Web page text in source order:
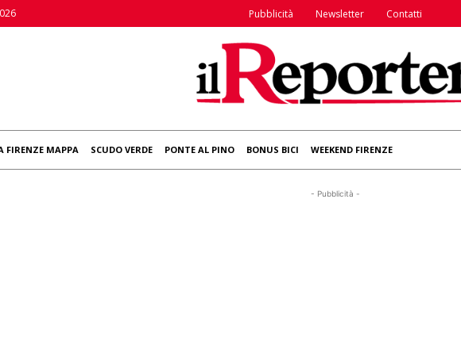
Pubblicità Newsletter Contatti
FIRENZE MAPPA SCUDO VERDE PONTE AL PINO BONUS BICI WEEKEND FIRENZE
- Pubblicità -